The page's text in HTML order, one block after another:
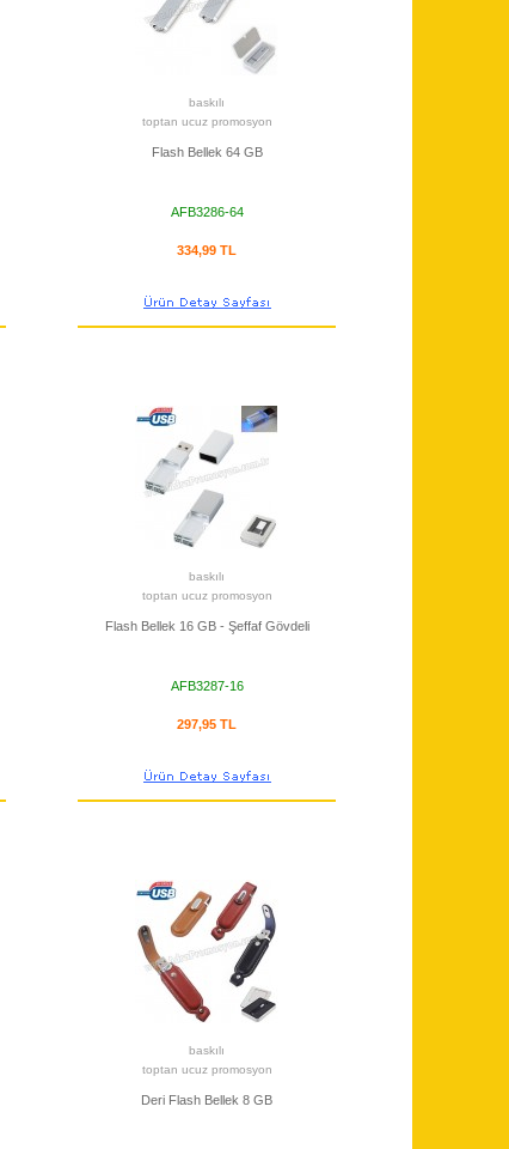
baskılı
toptan ucuz promosyon
Flash Bellek 64 GB
AFB3286-64
334,99 TL
baskılı
toptan ucuz promosyon
Flash Bellek 16 GB - Şeffaf Gövdeli
AFB3287-16
297,95 TL
baskılı
toptan ucuz promosyon
Deri Flash Bellek 8 GB